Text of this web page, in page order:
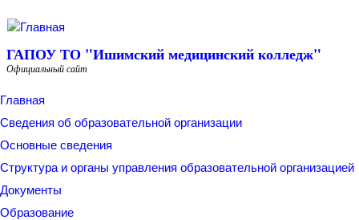
Перейти к основному содержанию
ГАПОУ ТО "Ишимский медицинский колледж"
Официальный сайт
Главная
Сведения об образовательной организации
Основные сведения
Структура и органы управления образовательной организацией
Документы
Образование